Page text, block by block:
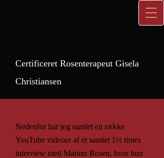
Certificeret Rosenterapeut Gisela
Christiansen
Nedenfor har jeg samlet en række
YouTube videoer af et samlet 1½ times
interview med Marion Rosen, hvor hun